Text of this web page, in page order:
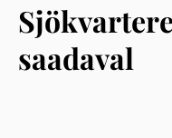
saadaval